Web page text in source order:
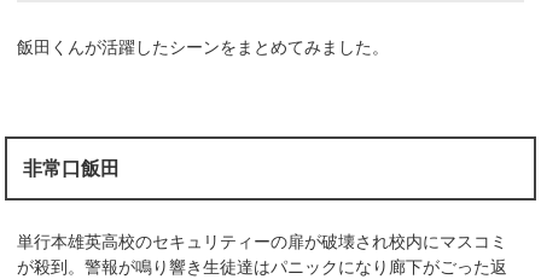
飯田くんが活躍したシーンをまとめてみました。
非常口飯田
単行本雄英高校のセキュリティーの扉が破壊され校内にマスコミ
が殺到。警報が鳴り響き生徒達はパニックになり廊下がごった返